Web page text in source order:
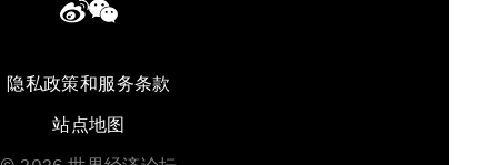
隐私政策和服务条款
站点地图